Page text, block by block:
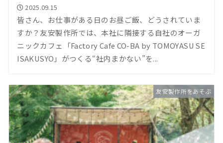
2025.09.15
皆さん、お仕事がある日のお昼ご飯、どうされていま
すか？友安製作所では、本社に隣接する自社のオーガ
ニックカフェ「Factory Cafe CO-BA by TOMOYASU SE
ISAKUSYO」がつくる“社内まかない”を...
友安製作所をあそぶ